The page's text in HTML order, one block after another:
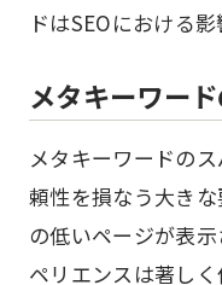
ドはSEOにおける
メタキーワー
メタキーワードの
頼性を損なう大き
の低いページが表
ペリエンスは著し